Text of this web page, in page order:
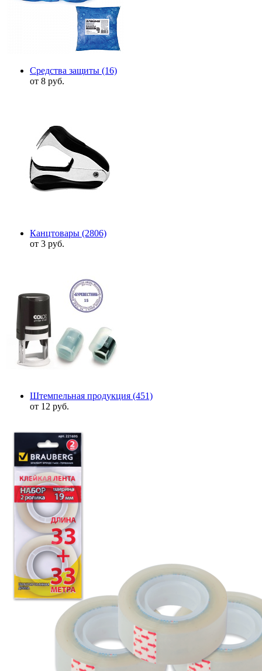
Средства защиты (16)
от 8 руб.
Канцтовары (2806)
от 3 руб.
Штемпельная продукция (451)
от 12 руб.